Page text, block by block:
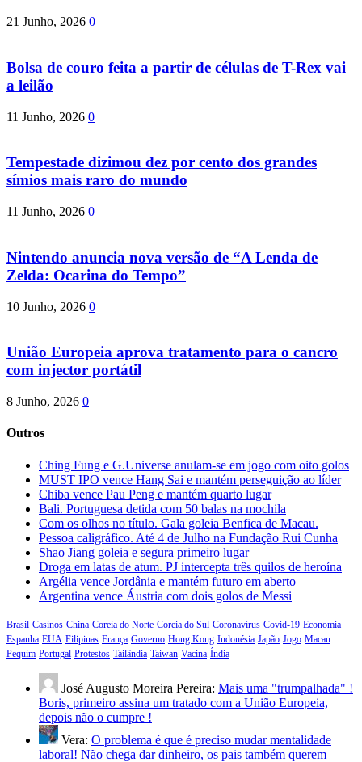
21 Junho, 2026 0
Bolsa de couro feita a partir de células de T-Rex vai
a leilão
11 Junho, 2026 0
Tempestade dizimou dez por cento dos grandes
símios mais raro do mundo
11 Junho, 2026 0
Nintendo anuncia nova versão de “A Lenda de
Zelda: Ocarina do Tempo”
10 Junho, 2026 0
União Europeia aprova tratamento para o cancro
com injector portátil
8 Junho, 2026 0
Outros
Ching Fung e G.Universe anulam-se em jogo com oito golos
MUST IPO vence Hang Sai e mantém perseguição ao líder
Chiba vence Pau Peng e mantém quarto lugar
Bali. Portuguesa detida com 50 balas na mochila
Com os olhos no título. Gala goleia Benfica de Macau.
Pessoa caligráfico. Até 4 de Julho na Fundação Rui Cunha
Shao Jiang goleia e segura primeiro lugar
Droga em latas de atum. PJ intercepta três quilos de heroína
Argélia vence Jordânia e mantém futuro em aberto
Argentina vence Áustria com dois golos de Messi
Brasil Casinos China Coreia do Norte Coreia do Sul Coronavírus Covid-19 Economia
Espanha EUA Filipinas França Governo Hong Kong Indonésia Japão Jogo Macau
Pequim Portugal Protestos Tailândia Taiwan Vacina Índia
José Augusto Moreira Pereira: Mais uma "trumpalhada" !
Boris, primeiro assina um tratado com a União Europeia,
depois não o cumpre !
Vera: O problema é que é preciso mudar mentalidade
laboral! Não chega dar dinheiro, os pais também querem